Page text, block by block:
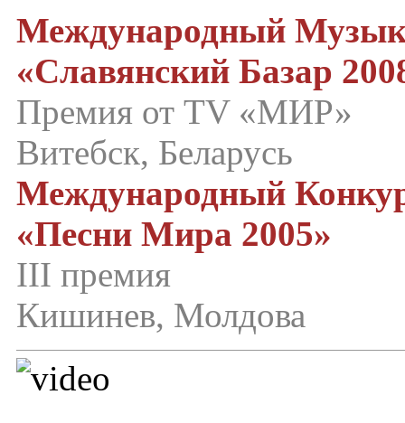
Международный
«Славянский Базар
Премия от TV «МИР»
Витебск, Беларусь
Международный
«Песни Мира 2005»
III премия
Кишинев, Молдова